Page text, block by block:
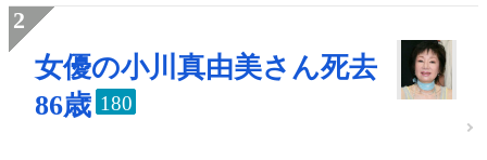
女優の小川真由美さん死去
86歳 180